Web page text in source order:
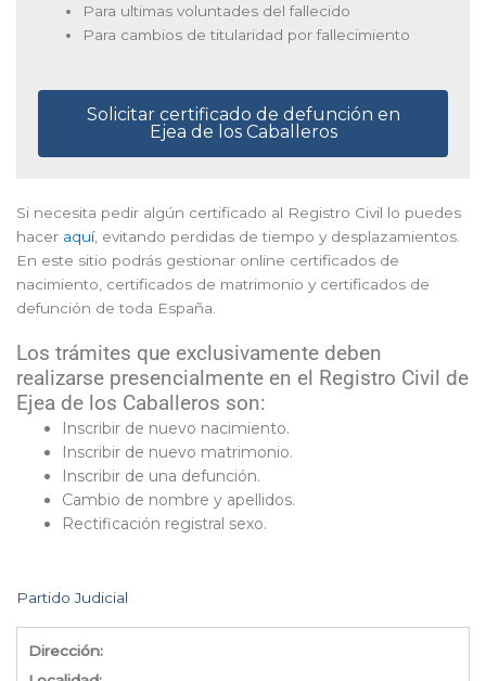
Para ultimas voluntades del fallecido
Para cambios de titularidad por fallecimiento
Solicitar certificado de defunción en
Ejea de los Caballeros
Si necesita pedir algún certificado al Registro Civil lo puedes
hacer aquí, evitando perdidas de tiempo y desplazamientos.
En este sitio podrás gestionar online certificados de
nacimiento, certificados de matrimonio y certificados de
defunción de toda España.
Los trámites que exclusivamente deben
realizarse presencialmente en el Registro Civil de
Ejea de los Caballeros son:
Inscribir de nuevo nacimiento.
Inscribir de nuevo matrimonio.
Inscribir de una defunción.
Cambio de nombre y apellidos.
Rectificación registral sexo.
Partido Judicial
Dirección: